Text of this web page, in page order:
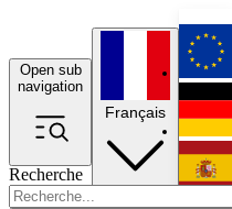
Open sub
navigation
Recherche
Français